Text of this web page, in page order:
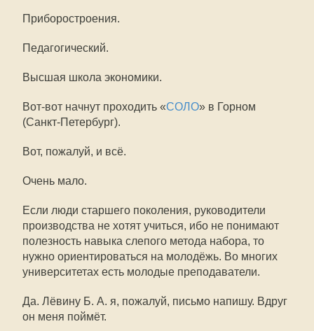
Приборостроения.
Педагогический.
Высшая школа экономики.
Вот-вот начнут проходить «СОЛО» в Горном
(Санкт-Петербург).
Вот, пожалуй, и всё.
Очень мало.
Если люди старшего поколения, руководители
производства не хотят учиться, ибо не понимают
полезность навыка слепого метода набора, то
нужно ориентироваться на молодёжь. Во многих
университетах есть молодые преподаватели.
Да. Лёвину Б. А. я, пожалуй, письмо напишу. Вдруг
он меня поймёт.